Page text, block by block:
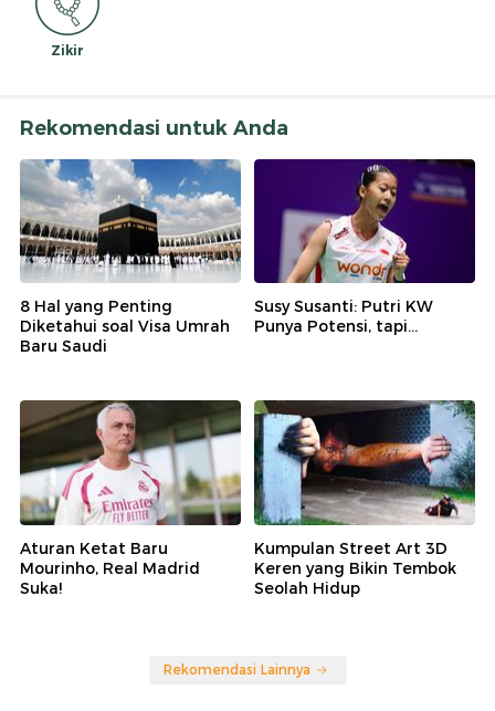
Zikir
Rekomendasi untuk Anda
8 Hal yang Penting
Diketahui soal Visa Umrah
Baru Saudi
Susy Susanti: Putri KW
Punya Potensi, tapi...
Aturan Ketat Baru
Mourinho, Real Madrid
Suka!
Kumpulan Street Art 3D
Keren yang Bikin Tembok
Seolah Hidup
Rekomendasi Lainnya